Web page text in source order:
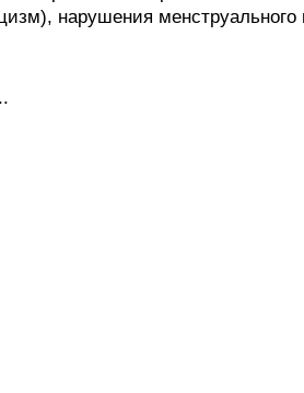
нарушения менструального